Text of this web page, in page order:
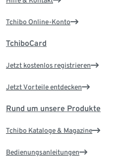
Tchibo Online-Konto
TchiboCard
Jetzt kostenlos registrieren
Jetzt Vorteile entdecken
Rund um unsere Produkte
Tchibo Kataloge & Magazine
Bedienungsanleitungen